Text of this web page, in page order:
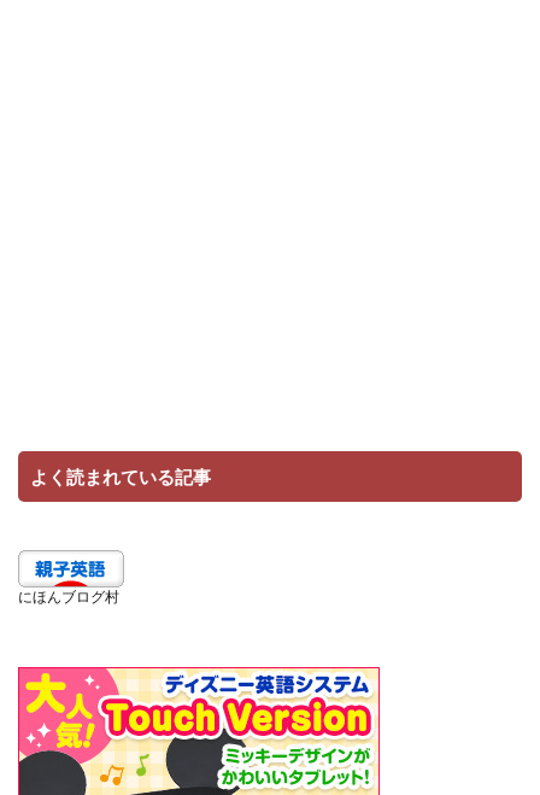
よく読まれている記事
にほんブログ村